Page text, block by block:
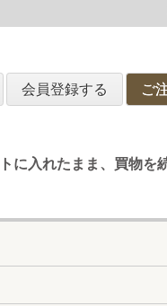
会員登録する ご
に入れたまま、買物を